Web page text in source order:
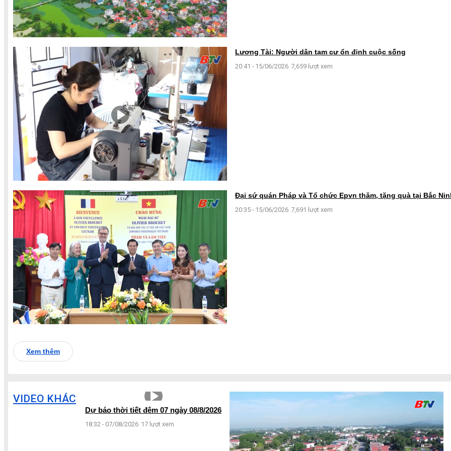
Lương Tài: Người dân tạm cư ổn định cuộc sống
20:41 - 15/06/2026 7,659 lượt xem
Đại sứ quán Pháp và Tổ chức Epvn thăm, tặng quà tại Bắc
20:35 - 15/06/2026 7,691 lượt xem
Xem thêm
VIDEO KHÁC
Dự báo thời tiết đêm 07 ngày 08/8/2026
18:32 - 07/08/2026 17 lượt xem